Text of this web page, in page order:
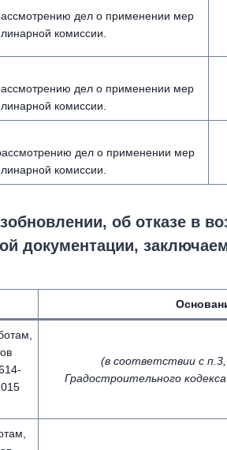
дел о применении мер
комиссии.
дел о применении мер
комиссии.
дел о применении мер
комиссии.
об отказе в
документации,
(в соответствии с
Градостроительного